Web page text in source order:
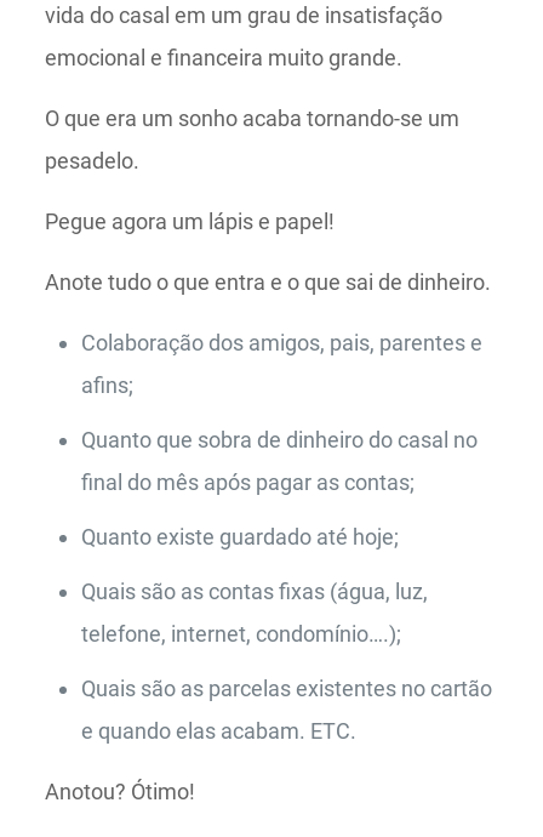
vida do casal em um grau de insatisfação
emocional e financeira muito grande.
O que era um sonho acaba tornando-se um
pesadelo.
Pegue agora um lápis e papel!
Anote tudo o que entra e o que sai de dinheiro.
Colaboração dos amigos, pais, parentes e
afins;
Quanto que sobra de dinheiro do casal no
final do mês após pagar as contas;
Quanto existe guardado até hoje;
Quais são as contas fixas (água, luz,
telefone, internet, condomínio….);
Quais são as parcelas existentes no cartão
e quando elas acabam. ETC.
Anotou? Ótimo!